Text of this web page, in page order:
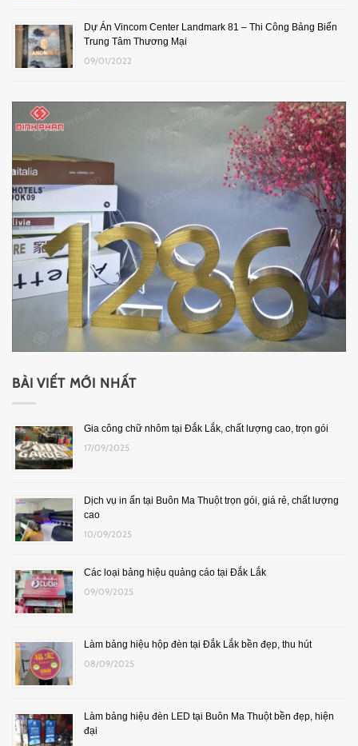
Dự Án Vincom Center Landmark 81 – Thi Công Bảng Biển
Trung Tâm Thương Mại
09/01/2022
BÀI VIẾT MỚI NHẤT
Gia công chữ nhôm tại Đắk Lắk, chất lượng cao, trọn gói
17/09/2025
Dịch vụ in ấn tại Buôn Ma Thuột trọn gói, giá rẻ, chất lượng
cao
10/09/2025
Các loại bảng hiệu quảng cáo tại Đắk Lắk
09/09/2025
Làm bảng hiệu hộp đèn tại Đắk Lắk bền đẹp, thu hút
08/09/2025
Làm bảng hiệu đèn LED tại Buôn Ma Thuột bền đẹp, hiện
đại